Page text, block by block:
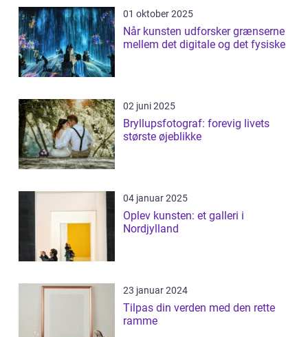
01 oktober 2025
Når kunsten udforsker grænserne
mellem det digitale og det fysiske
02 juni 2025
Bryllupsfotograf: forevig livets
største øjeblikke
04 januar 2025
Oplev kunsten: et galleri i
Nordjylland
23 januar 2024
Tilpas din verden med den rette
ramme